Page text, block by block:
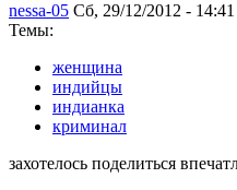
nessa-05 Сб, 29/12/2012 - 14:41
Темы:
женщина
индийцы
индианка
криминал
захотелось поделиться